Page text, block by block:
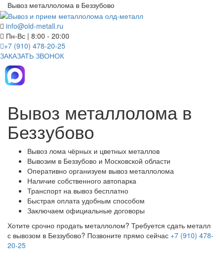
Вывоз металлолома в Беззубово
info@old-metall.ru
Пн-Вс | 8:00 - 20:00
+7 (910) 478-20-25
ЗАКАЗАТЬ ЗВОНОК
Вывоз металлолома в
Беззубово
Вывоз лома чёрных и цветных металлов
Вывозим в Беззубово и Московской области
Оперативно организуем вывоз металлолома
Наличие собственного автопарка
Транспорт на вывоз бесплатно
Быстрая оплата удобным способом
Заключаем официальные договоры
Хотите срочно продать металлолом? Требуется сдать металл
с вывозом в Беззубово? Позвоните прямо сейчас +7 (910) 478-
20-25